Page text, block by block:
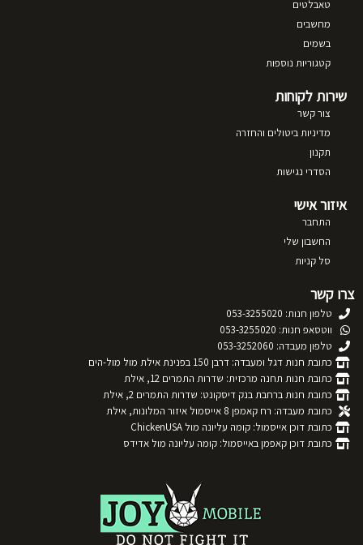
טאבלטים
מחשבים
בשמים
קטגוריות נוספות
שירות לקוחות
צור קשר
מדיניות ביטולים והחזרה
תקנון
הסדרי נגישות
איזור אישי
התחבר
החשבון שלי
סל קניות
צרו קשר
טלפון חנות: 053-3255020
ווטסאפ חנות: 053-3255020
טלפון מעבדה: 053-3252060
כתובת חנות דגל ומעבדה: דרבן 150 בפנינת אילת מול מול-הים
כתובת חנות תחנה מרכזית: שדרות התמרים 12, אילת
כתובת חנות ברחבת בנק דיסקונט: שדרות התמרים 2, אילת
כתובת מעבדה: רח קאמפן 8 אייסמול איזור המלונות, אילת
כתובת דוכן אייסמול: קומה עליונה מול ChickenUSA
כתובת דוכן קאפמן באייסמול: קומה עליונה מול אדידס